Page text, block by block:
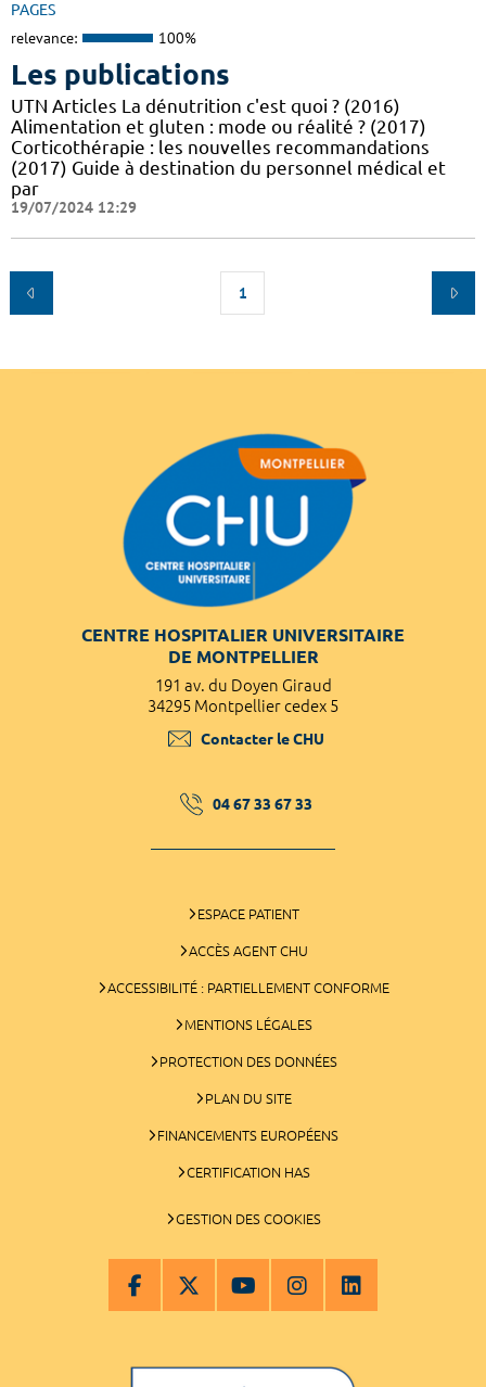
PAGES
relevance: 100%
Les publications
UTN Articles La dénutrition c'est quoi ? (2016)
Alimentation et gluten : mode ou réalité ? (2017)
Corticothérapie : les nouvelles recommandations
(2017) Guide à destination du personnel médical et
par
19/07/2024 12:29
1
CENTRE HOSPITALIER UNIVERSITAIRE
DE MONTPELLIER
191 av. du Doyen Giraud
34295 Montpellier cedex 5
Contacter le CHU
04 67 33 67 33
ESPACE PATIENT
ACCÈS AGENT CHU
ACCESSIBILITÉ : PARTIELLEMENT CONFORME
MENTIONS LÉGALES
PROTECTION DES DONNÉES
PLAN DU SITE
FINANCEMENTS EUROPÉENS
CERTIFICATION HAS
GESTION DES COOKIES